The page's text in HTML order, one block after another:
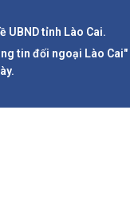
UBND tỉnh Lào Cai.
tin đối ngoại Lào